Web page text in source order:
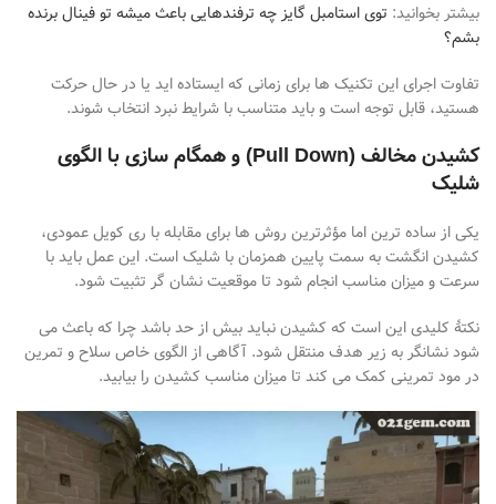
بیشتر بخوانید: توی استامبل گایز چه ترفندهایی باعث میشه تو فینال برنده
بشم؟
تفاوت اجرای این تکنیک ها برای زمانی که ایستادهاید یا در حال حرکت
هستید، قابل توجه است و باید متناسب با شرایط نبرد انتخاب شوند.
کشیدن مخالف (Pull Down)
و همگام سازی با الگوی
شلیک
یکی از ساده ترین اما مؤثرترین روش ها برای مقابله با ری کویل عمودی،
کشیدن انگشت به سمت پایین همزمان با شلیک است. این عمل باید با
سرعت و میزان مناسب انجام شود تا موقعیت نشان گر تثبیت شود.
نکتهٔ کلیدی این است که کشیدن نباید بیش از حد باشد چرا که باعث می
شود نشانگر به زیر هدف منتقل شود. آگاهی از الگوی خاص سلاح و تمرین
در مود تمرینی کمک می کند تا میزان مناسب کشیدن را بیابید.